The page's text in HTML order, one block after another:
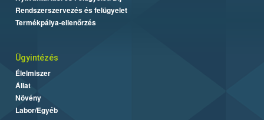
Rendszerszervezés és felügyelet
Termékpálya-ellenőrzés
Ügyintézés
Élelmiszer
Állat
Növény
Labor/Egyéb